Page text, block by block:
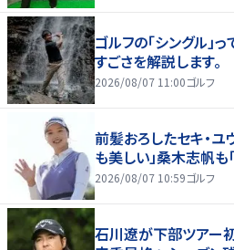
ゴルフの「シングル」
すごさを解説します。
2026/08/07 11:00ゴルフ
前髪おろしたセキ・ユ
も美しい」桑木志帆も
2026/08/07 10:59ゴルフ
石川遼が下部ツアー